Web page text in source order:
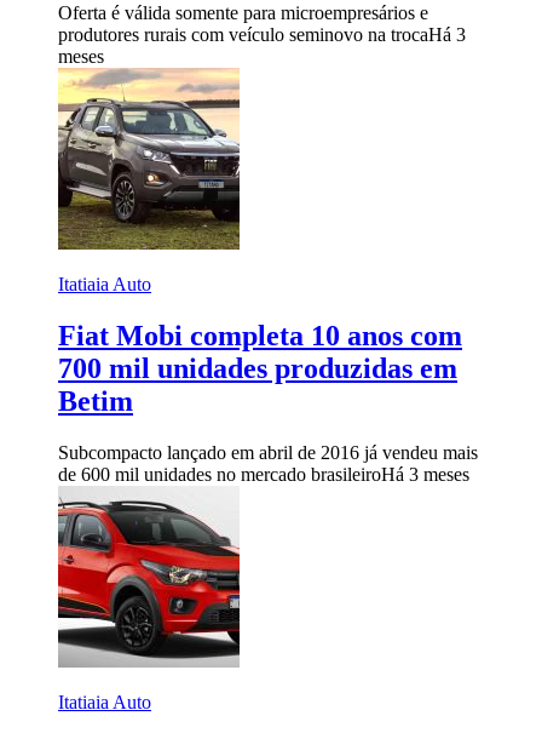
Oferta é válida somente para microempresários e
produtores rurais com veículo seminovo na trocaHá 3
meses
Itatiaia Auto
Fiat Mobi completa 10 anos com
700 mil unidades produzidas em
Betim
Subcompacto lançado em abril de 2016 já vendeu mais
de 600 mil unidades no mercado brasileiroHá 3 meses
Itatiaia Auto